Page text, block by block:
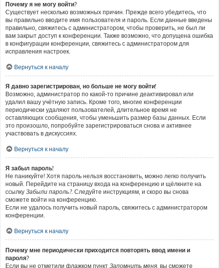
Почему я не могу войти?
Существует несколько возможных причин. Прежде всего убедитесь, что
вы правильно вводите имя пользователя и пароль. Если данные введены
правильно, свяжитесь с администратором, чтобы проверить, не был ли
вам закрыт доступ к конференции. Также возможно, что допущена ошибка
в конфигурации конференции, свяжитесь с администратором для
исправления настроек.
Вернуться к началу
Я давно зарегистрирован, но больше не могу войти!
Возможно, администратор по какой-то причине деактивировал или
удалил вашу учётную запись. Кроме того, многие конференции
периодически удаляют пользователей, длительное время не
оставляющих сообщения, чтобы уменьшить размер базы данных. Если
это произошло, попробуйте зарегистрироваться снова и активнее
участвовать в дискуссиях.
Вернуться к началу
Я забыл пароль!
Не паникуйте! Хотя пароль нельзя восстановить, можно легко получить
новый. Перейдите на страницу входа на конференцию и щёлкните на
ссылку Забыли пароль?. Следуйте инструкциям, и скоро вы снова
сможете войти на конференцию.
Если не удалось получить новый пароль, свяжитесь с администратором
конференции.
Вернуться к началу
Почему мне периодически приходится повторять ввод имени и
пароля?
Если вы не отметили флажком пункт Запомнить меня, вы сможете